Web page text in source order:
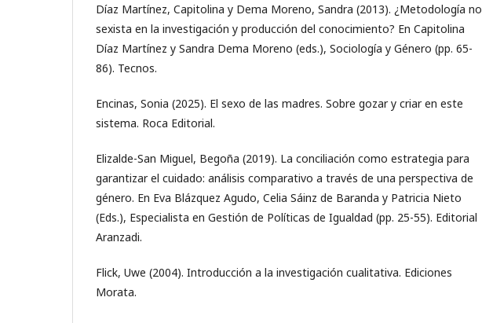
Díaz Martínez, Capitolina y Dema Moreno, Sandra (2013). ¿Metodología no
sexista en la investigación y producción del conocimiento? En Capitolina
Díaz Martínez y Sandra Dema Moreno (eds.), Sociología y Género (pp. 65-
86). Tecnos.
Encinas, Sonia (2025). El sexo de las madres. Sobre gozar y criar en este
sistema. Roca Editorial.
Elizalde-San Miguel, Begoña (2019). La conciliación como estrategia para
garantizar el cuidado: análisis comparativo a través de una perspectiva de
género. En Eva Blázquez Agudo, Celia Sáinz de Baranda y Patricia Nieto
(Eds.), Especialista en Gestión de Políticas de Igualdad (pp. 25-55). Editorial
Aranzadi.
Flick, Uwe (2004). Introducción a la investigación cualitativa. Ediciones
Morata.